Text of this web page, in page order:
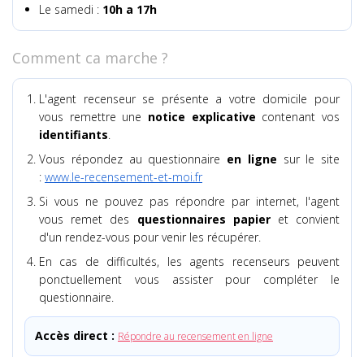
Le samedi : 10h a 17h
Comment ca marche ?
L'agent recenseur se présente a votre domicile pour
vous remettre une notice explicative contenant vos
identifiants.
Vous répondez au questionnaire en ligne sur le site
: www.le-recensement-et-moi.fr
Si vous ne pouvez pas répondre par internet, l'agent
vous remet des questionnaires papieret convient
d'un rendez-vous pour venir les récupérer.
En cas de difficultés, les agents recenseurs peuvent
ponctuellement vous assister pour compléter le
questionnaire.
Accès direct : Répondre au recensement en ligne